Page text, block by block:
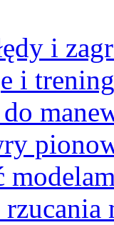
i
i